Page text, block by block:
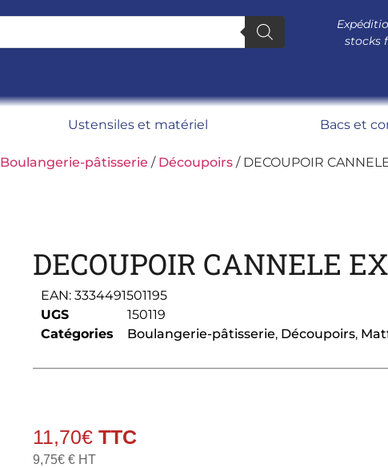
stocks
Ustensiles et matériel Bacs et
Boulangerie-pâtisserie / Découpoirs / DECOUPOIR
DECOUPOIR CANNELE
EAN: 3334491501195
UGS
150119
Catégories
Boulangerie-pâtisserie, Découpoirs,
11,70€
9,75€€ HT